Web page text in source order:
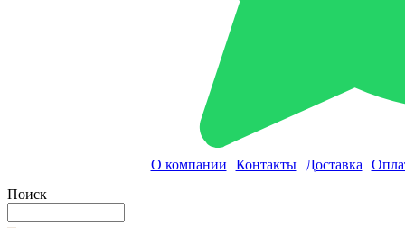
О компании Контакты Доставка
Поиск